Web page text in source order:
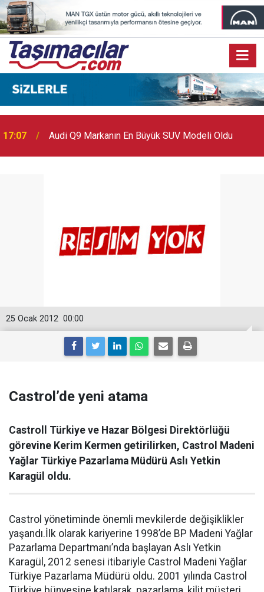
17:07 Audi Q9 Markanın En Büyük SUV Modeli Oldu
00:00
25 Ocak 2012
Castrol’de yeni atama
Castroll Türkiye ve Hazar Bölgesi Direktörlüğü
görevine Kerim Kermen getirilirken, Castrol Madeni
Yağlar Türkiye Pazarlama Müdürü Aslı Yetkin
Karagül oldu.
Castrol yönetiminde önemli mevkilerde değişiklikler
yaşandı.İlk olarak kariyerine 1998’de BP Madeni Yağlar
Pazarlama Departmanı’nda başlayan Aslı Yetkin
Karagül, 2012 senesi itibariyle Castrol Madeni Yağlar
Türkiye Pazarlama Müdürü oldu. 2001 yılında Castrol